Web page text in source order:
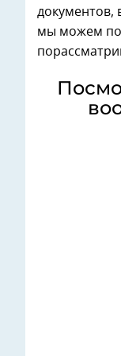
документов,
мы можем